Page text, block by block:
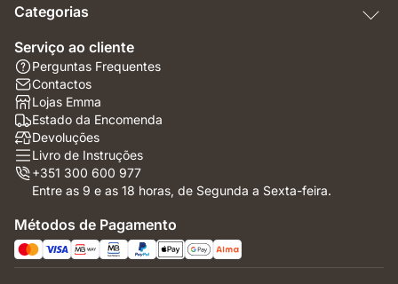
Categorias
Serviço ao cliente
Perguntas Frequentes
Contactos
Lojas Emma
Estado da Encomenda
Devoluções
Livro de Instruções
+351 300 600 977
Entre as 9 e as 18 horas, de Segunda a Sexta-feira.
Métodos de Pagamento